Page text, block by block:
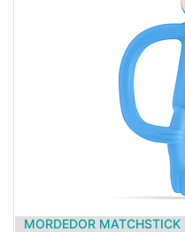
MORDEDOR